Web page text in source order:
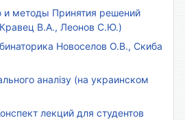
и методы Принятия решений
В.А., Леонов С.Ю.)
Новоселов О.В., Скиба
аналізу (на украинском
лекций для студентов